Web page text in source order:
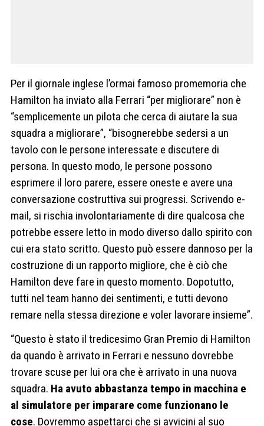
Per il giornale inglese l’ormai famoso promemoria che
Hamilton ha inviato alla Ferrari “per migliorare” non è
“semplicemente un pilota che cerca di aiutare la sua
squadra a migliorare”, “bisognerebbe sedersi a un
tavolo con le persone interessate e discutere di
persona. In questo modo, le persone possono
esprimere il loro parere, essere oneste e avere una
conversazione costruttiva sui progressi. Scrivendo e-
mail, si rischia involontariamente di dire qualcosa che
potrebbe essere letto in modo diverso dallo spirito con
cui era stato scritto. Questo può essere dannoso per la
costruzione di un rapporto migliore, che è ciò che
Hamilton deve fare in questo momento. Dopotutto,
tutti nel team hanno dei sentimenti, e tutti devono
remare nella stessa direzione e voler lavorare insieme”.
“Questo è stato il tredicesimo Gran Premio di Hamilton
da quando è arrivato in Ferrari e nessuno dovrebbe
trovare scuse per lui ora che è arrivato in una nuova
squadra. Ha avuto abbastanza tempo in macchina e
al simulatore per imparare come funzionano le
cose. Dovremmo aspettarci che si avvicini al suo